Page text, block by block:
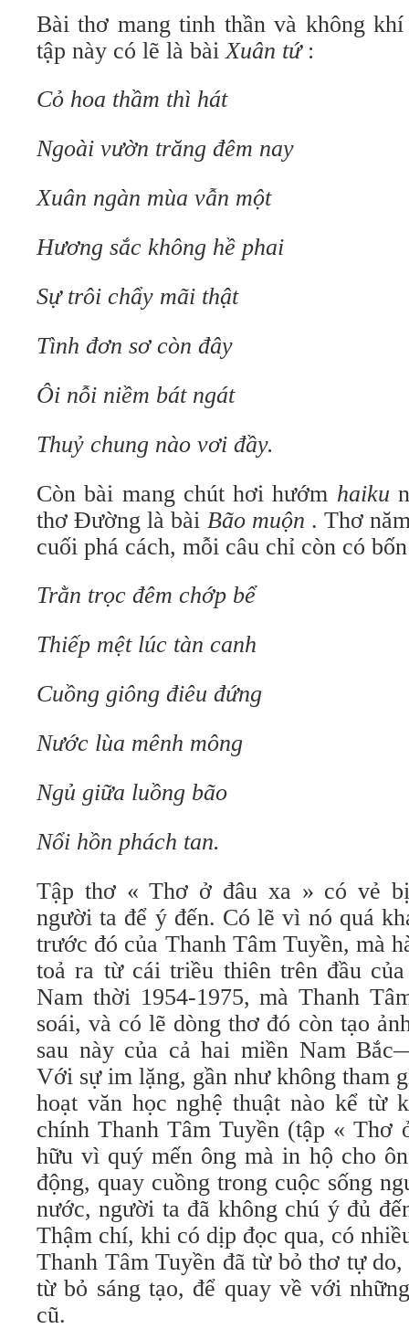
Bài thơ mang tinh thần và không
tập này có lẽ là bàiXuân tứ:
Cỏ hoa thầm thì hát
Ngoài vườn trăng đêm nay
Xuân ngàn mùa vẫn một
Hương sắc không hề phai
Sự trôi chẩy mãi thật
Tình đơn sơ còn đây
Ôi nỗi niềm bát ngát
Thuỷ chung nào vơi đầy.
Còn bài mang chút hơi hướm haiku
thơ Ðường là bài Bão muộn . Thơ
cuối phá cách, mỗi câu chỉ còn có
Trằn trọc đêm chớp bể
Thiếp mệt lúc tàn canh
Cuồng giông điêu đứng
Nước lùa mênh mông
Ngủ giữa luồng bão
Nổi hồn phách tan.
Tập thơ « Thơ ở đâu xa » có vẻ
người ta để ý đến. Có lẽ vì nó quá
trước đó của Thanh Tâm Tuyền, mà
toả ra từ cái triều thiên trên đầu
Nam thời 1954-1975, mà Thanh
soái, và có lẽ dòng thơ đó còn tạo
sau này của cả hai miền Nam
Với sự im lặng, gần như không tham
hoạt văn học nghệ thuật nào kể từ
chính Thanh Tâm Tuyền (tập « Thơ
hữu vì quý mến ông mà in hộ cho
động, quay cuồng trong cuộc sống
nước, người ta đã không chú ý đủ
Thậm chí, khi có dịp đọc qua, có
Thanh Tâm Tuyền đã từ bỏ thơ tự
từ bỏ sáng tạo, để quay về với
cũ.